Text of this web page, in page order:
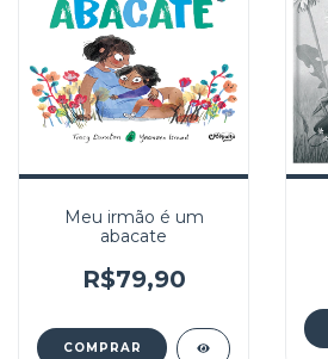
Meu irmão é um
abacate
R$79,90